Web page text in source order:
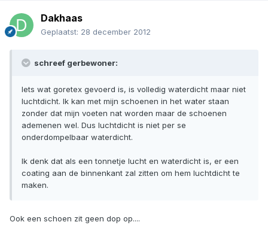
Dakhaas
Geplaatst: 28 december 2012
schreef gerbewoner:
Iets wat goretex gevoerd is, is volledig waterdicht maar niet
luchtdicht. Ik kan met mijn schoenen in het water staan
zonder dat mijn voeten nat worden maar de schoenen
ademenen wel. Dus luchtdicht is niet per se
onderdompelbaar waterdicht.
Ik denk dat als een tonnetje lucht en waterdicht is, er een
coating aan de binnenkant zal zitten om hem luchtdicht te
maken.
Ook een schoen zit geen dop op....